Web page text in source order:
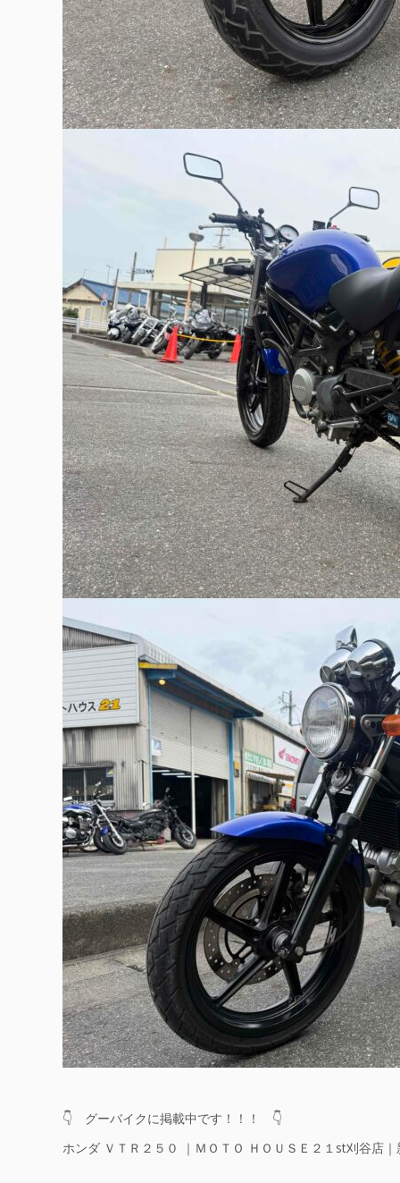
👇 グーバイクに掲載中です！！！ 👇
ホンダ ＶＴＲ２５０ ｜ＭＯＴＯ ＨＯＵＳＥ２１st刈谷店